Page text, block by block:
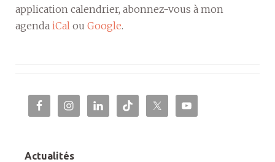
application calendrier, abonnez-vous à mon
agenda iCal ou Google.
Actualités